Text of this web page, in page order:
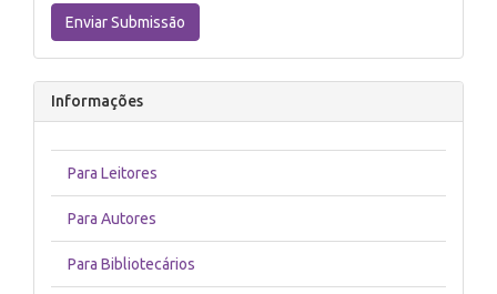
Submissão
Enviar Submissão
Informações
Para Leitores
Para Autores
Para Bibliotecários